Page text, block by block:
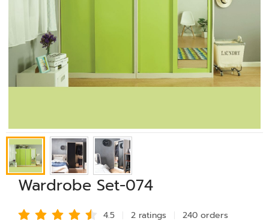
Wardrobe Set-074
4.5 2 ratings 240 orders